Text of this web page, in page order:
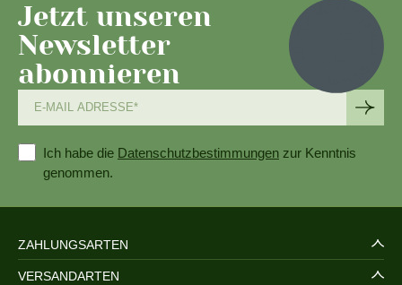
Jetzt unseren
Newsletter
abonnieren
Ich habe die Datenschutzbestimmungen zur Kenntnis
genommen.
ZAHLUNGSARTEN
VERSANDARTEN